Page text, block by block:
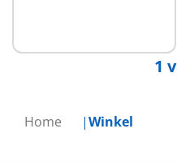
Home Winkel
1